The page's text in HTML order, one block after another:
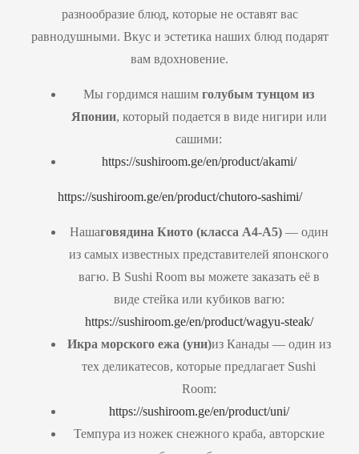
разнообразие блюд, которые не оставят вас
равнодушными. Вкус и эстетика наших блюд подарят
вам вдохновение.
Мы гордимся нашим голубым тунцом из
Японии, который подается в виде нигири или
сашими:
https://sushiroom.ge/en/product/akami/
https://sushiroom.ge/en/product/chutoro-sashimi/
Нашаговядина Киото (класса A4-A5)— один
из самых известных представителей японского
вагю. В Sushi Room вы можете заказать её в
виде стейка или кубиков вагю:
https://sushiroom.ge/en/product/wagyu-steak/
Икра морского ежа (уни)из Канады — один из
тех деликатесов, которые предлагает Sushi
Room:
https://sushiroom.ge/en/product/uni/
Темпура из ножек снежного краба, авторские